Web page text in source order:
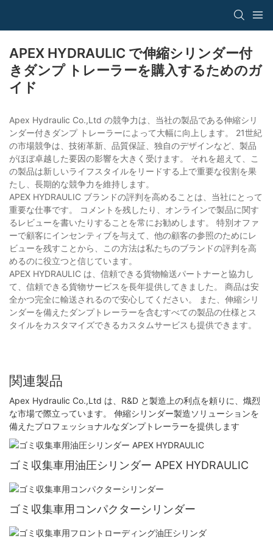
APEX HYDRAULIC で伸縮シリンダー付
きダンプ トレーラーを購入するためのガ
イド
Apex Hydraulic Co.,Ltd の競争力は、当社の製品である伸縮シリ
ンダー付きダンプ トレーラーによって大幅に向上します。 21世紀
の市場競争は、技術革新、品質保証、独自のデザインなど、製品
がほぼ卓越した要因の影響を大きく受けます。 それを超えて、こ
の製品は新しいライフスタイルをリードする上で重要な役割を果
たし、長期的な競争力を維持します。
APEX HYDRAULIC ブランドの評判を高めることは、当社にとって
重要な仕事です。 コメントを残したり、オンラインで製品に関す
るレビューを書いたりすることを常にお勧めします。 特別オファ
ーで顧客にインセンティブを与えて、他の顧客の参照のためにレ
ビューを残すことから、この方法は私たちのブランドの評判を高
めるのに役立つと信じています。
APEX HYDRAULIC は、信頼できる貨物輸送パートナーと協力し
て、信頼できる貨物サービスを長年提供してきました。 商品は安
全かつ完全に輸送されるので安心してください。 また、伸縮シリ
ンダーを備えたダンプトレーラーを含むすべての製品の仕様とス
タイルをカスタマイズできるカスタムサービスも提供できます。
関連製品
Apex Hydraulic Co.,Ltd は、R&D と製造上の利点を頼りに、熾烈
な市場で際立っています。 伸縮シリンダー製造ソリューションを
備えたプロフェッショナルなダンプトレーラーを提供します
ゴミ収集車用油圧シリンダー APEX HYDRAULIC
ゴミ収集車用コンパクターシリンダー